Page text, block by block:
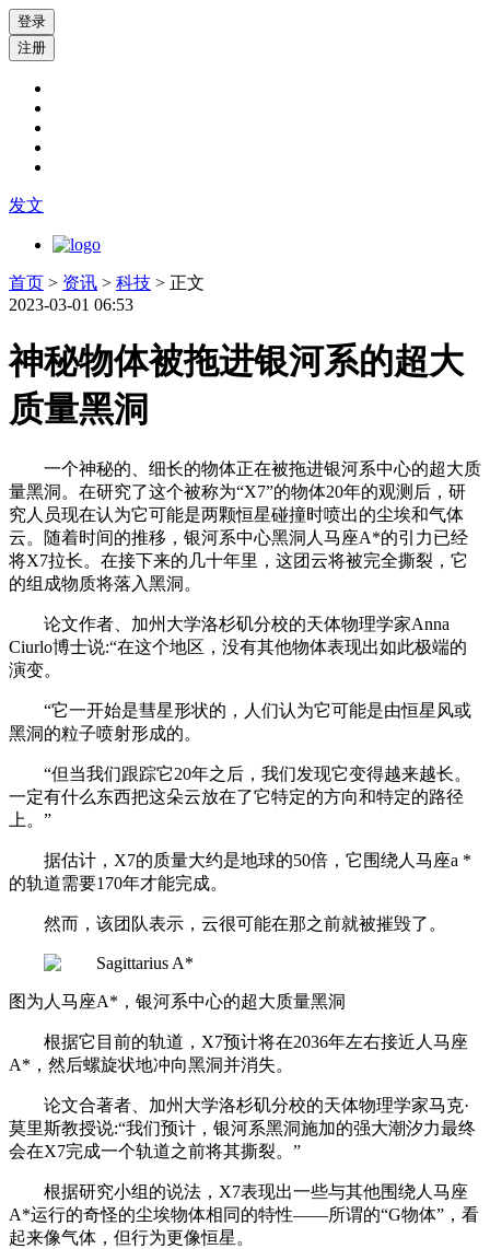
登录
注册
发文
首页 > 资讯 > 科技 > 正文
2023-03-01 06:53
神秘物体被拖进银河系的超大
质量黑洞
一个神秘的、细长的物体正在被拖进银河系中心的超大质
量黑洞。在研究了这个被称为“X7”的物体20年的观测后，研
究人员现在认为它可能是两颗恒星碰撞时喷出的尘埃和气体
云。随着时间的推移，银河系中心黑洞人马座A*的引力已经
将X7拉长。在接下来的几十年里，这团云将被完全撕裂，它
的组成物质将落入黑洞。
论文作者、加州大学洛杉矶分校的天体物理学家Anna
Ciurlo博士说:“在这个地区，没有其他物体表现出如此极端的
演变。
“它一开始是彗星形状的，人们认为它可能是由恒星风或
黑洞的粒子喷射形成的。
“但当我们跟踪它20年之后，我们发现它变得越来越长。
一定有什么东西把这朵云放在了它特定的方向和特定的路径
上。”
据估计，X7的质量大约是地球的50倍，它围绕人马座a *
的轨道需要170年才能完成。
然而，该团队表示，云很可能在那之前就被摧毁了。
图为人马座A*，银河系中心的超大质量黑洞
根据它目前的轨道，X7预计将在2036年左右接近人马座
A*，然后螺旋状地冲向黑洞并消失。
论文合著者、加州大学洛杉矶分校的天体物理学家马克·
莫里斯教授说:“我们预计，银河系黑洞施加的强大潮汐力最终
会在X7完成一个轨道之前将其撕裂。”
根据研究小组的说法，X7表现出一些与其他围绕人马座
A*运行的奇怪的尘埃物体相同的特性——所谓的“G物体”，看
起来像气体，但行为更像恒星。